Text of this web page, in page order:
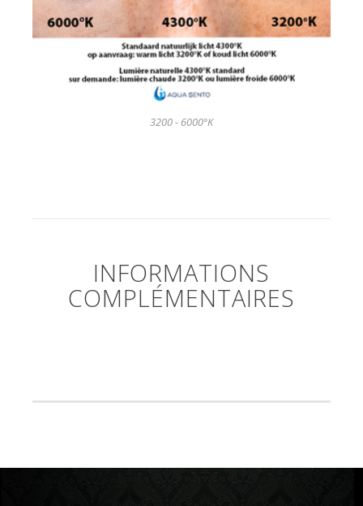
3200 - 6000°K
INFORMATIONS
COMPLÉMENTAIRES